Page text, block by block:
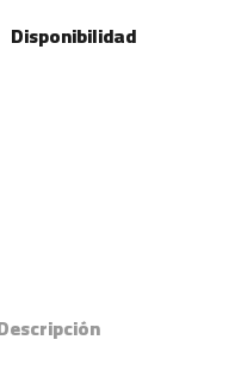
Disponibilidad